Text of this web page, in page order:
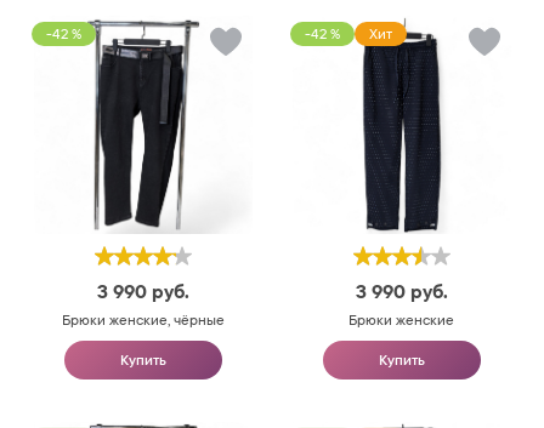
-42 %
3 990 руб.
Брюки женские, чёрные
Купить
-42 % Хит
3 990 руб.
Брюки женские
Купить